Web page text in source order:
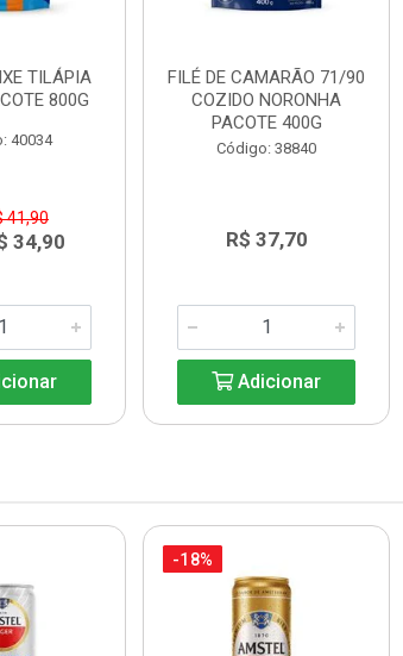
TILÁPIA
800G
40034
41,90
34,90
FILÉ DE CAMARÃO 71/90
COZIDO NORONHA
PACOTE 400G
Código: 38840
R$ 37,70
Adicionar
-18%